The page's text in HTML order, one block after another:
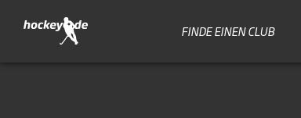
FINDE EINEN CLUB